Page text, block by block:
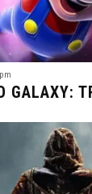
GALAXY: